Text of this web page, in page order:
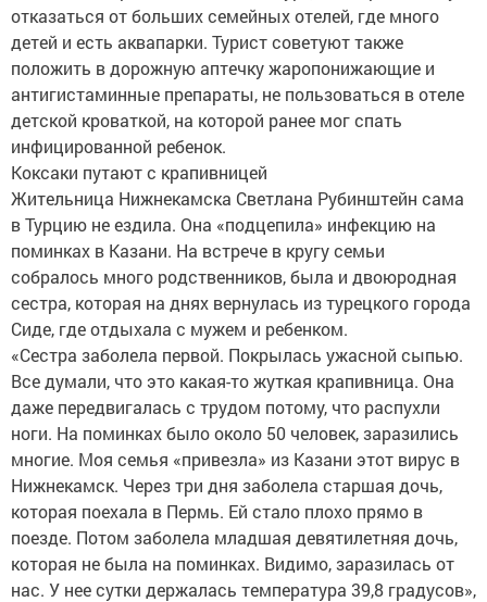
отказаться от больших семейных отелей, где много
детей и есть аквапарки. Турист советуют также
положить в дорожную аптечку жаропонижающие и
антигистаминные препараты, не пользоваться в отеле
детской кроваткой, на которой ранее мог спать
инфицированной ребенок.
Коксаки путают с крапивницей
Жительница Нижнекамска Светлана Рубинштейн сама
в Турцию не ездила. Она «подцепила» инфекцию на
поминках в Казани. На встрече в кругу семьи
собралось много родственников, была и двоюродная
сестра, которая на днях вернулась из турецкого города
Сиде, где отдыхала с мужем и ребенком.
«Сестра заболела первой. Покрылась ужасной сыпью.
Все думали, что это какая-то жуткая крапивница. Она
даже передвигалась с трудом потому, что распухли
ноги. На поминках было около 50 человек, заразились
многие. Моя семья «привезла» из Казани этот вирус в
Нижнекамск. Через три дня заболела старшая дочь,
которая поехала в Пермь. Ей стало плохо прямо в
поезде. Потом заболела младшая девятилетняя дочь,
которая не была на поминках. Видимо, заразилась от
нас. У нее сутки держалась температура 39,8 градусов»,